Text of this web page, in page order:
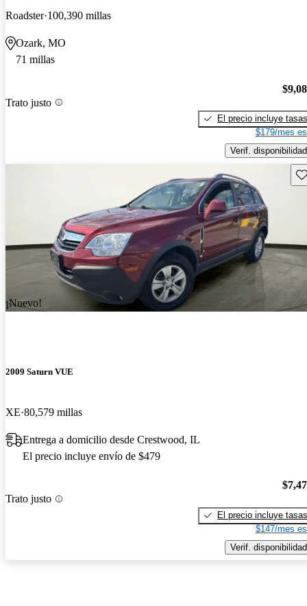
Roadster 100,390 millas
Ozark, MO
71 millas
Trato justo
El precio incluye tasas
$179/mes
Verif. disponibilidad
¡Nuevo!
2009 Saturn VUE
XE 80,579 millas
Entrega a domicilio desde Crestwood, IL
El precio incluye envío de $479
Trato justo
El precio incluye tasas
$147/mes
Verif. disponibilidad